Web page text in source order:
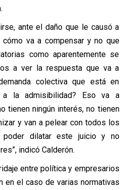
ante el daño que le causó a
va a compensar y no que
como aparentemente se
a ver la respuesta que va a
colectiva que está en
a la admisibilidad? Eso va a
tienen ningún interés, no tienen
y van a pelear con todos los
poder dilatar este juicio y no
indicó Calderón.
entre política y empresarios
en el caso de varias normativas